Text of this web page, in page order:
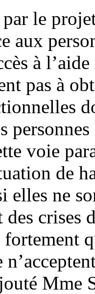
le
aux
à
pas à
voie
de
elles ne
des crises
Mme